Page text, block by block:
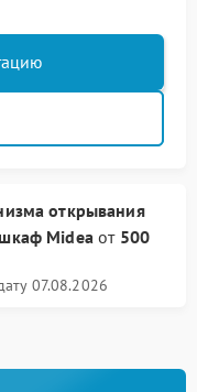
открывания
Mideaот 500
07.08.2026